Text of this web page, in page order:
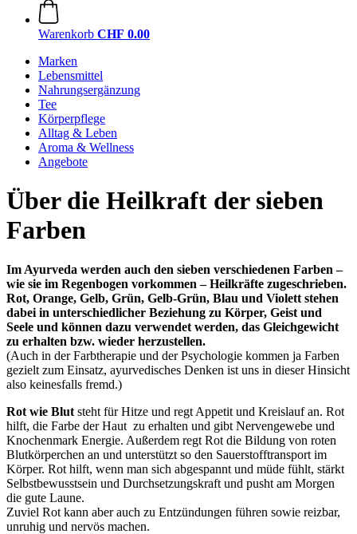
Warenkorb CHF 0.00
Marken
Lebensmittel
Nahrungsergänzung
Tee
Körperpflege
Alltag & Leben
Aroma & Wellness
Angebote
Über die Heilkraft der sieben
Farben
Im Ayurveda werden auch den sieben verschiedenen Farben –
wie sie im Regenbogen vorkommen – Heilkräfte zugeschrieben.
Rot, Orange, Gelb, Grün, Gelb-Grün, Blau und Violett stehen
dabei in unterschiedlicher Beziehung zu Körper, Geist und
Seele und können dazu verwendet werden, das Gleichgewicht
zu erhalten bzw. wieder herzustellen.
(Auch in der Farbtherapie und der Psychologie kommen ja Farben
gezielt zum Einsatz, ayurvedisches Denken ist uns in dieser Hinsicht
also keinesfalls fremd.)
Rot wie Blut steht für Hitze und regt Appetit und Kreislauf an. Rot
hilft, die Farbe der Haut zu erhalten und gibt Nervengewebe und
Knochenmark Energie. Außerdem regt Rot die Bildung von roten
Blutkörperchen an und unterstützt so den Sauerstofftransport im
Körper. Rot hilft, wenn man sich abgespannt und müde fühlt, stärkt
Selbstbewusstsein und Durchsetzungskraft und pusht am Morgen
die gute Laune.
Zuviel Rot kann aber auch zu Entzündungen führen sowie reizbar,
unruhig und nervös machen.